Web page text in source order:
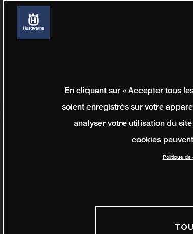
En cliquant sur « Accepter tous
soient enregistrés sur votre
analyser votre utilisation du
cookies
Politique de